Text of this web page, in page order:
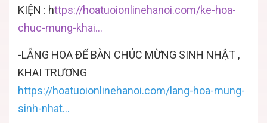
KIỆN : https://hoatuoionlinehanoi.com/ke-hoa-
chuc-mung-khai...
-LẴNG HOA ĐỂ BÀN CHÚC MỪNG SINH NHẬT ,
KHAI TRƯƠNG
https://hoatuoionlinehanoi.com/lang-hoa-mung-
sinh-nhat...